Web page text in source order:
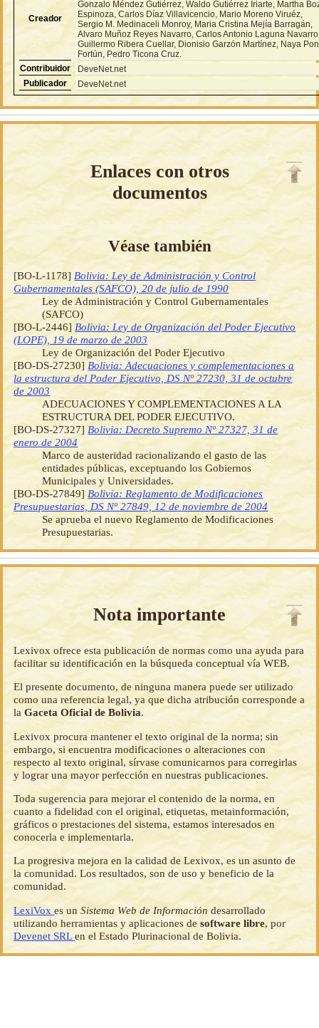
Creador
Gonzalo Méndez Gutiérrez, Waldo Gutiérrez Iriarte, Martha
Espinoza, Carlos Díaz Villavicencio, Mario Moreno Viruéz,
Sergio M. Medinaceli Monroy, Maria Cristina Mejía Barragán,
Alvaro Muñoz Reyes Navarro, Carlos Antonio Laguna
Guillermo Ribera Cuellar, Dionisio Garzón Martínez, Naya
Fortún, Pedro Ticona Cruz.
Contribuidor
DeveNet.net
Publicador
DeveNet.net
Enlaces con otros
documentos
Véase también
[BO-L-1178] Bolivia: Ley de Administración y Control
Gubernamentales (SAFCO), 20 de julio de 1990
Ley de Administración y Control Gubernamentales
(SAFCO)
[BO-L-2446] Bolivia: Ley de Organización del Poder Ejecutivo
(LOPE), 19 de marzo de 2003
Ley de Organización del Poder Ejecutivo
[BO-DS-27230] Bolivia: Adecuaciones y complementaciones a
la estructura del Poder Ejecutivo, DS Nº 27230, 31 de octubre
de 2003
ADECUACIONES Y COMPLEMENTACIONES A LA
ESTRUCTURA DEL PODER EJECUTIVO.
[BO-DS-27327] Bolivia: Decreto Supremo Nº 27327, 31 de
enero de 2004
Marco de austeridad racionalizando el gasto de las
entidades públicas, exceptuando los Gobiernos
Municipales y Universidades.
[BO-DS-27849] Bolivia: Reglamento de Modificaciones
Presupuestarias, DS Nº 27849, 12 de noviembre de 2004
Se aprueba el nuevo Reglamento de Modificaciones
Presupuestarias.
Nota importante
Lexivox ofrece esta publicación de normas como una ayuda para
facilitar su identificación en la búsqueda conceptual vía WEB.
El presente documento, de ninguna manera puede ser utilizado
como una referencia legal, ya que dicha atribución corresponde a
laGaceta Oficial de Bolivia.
Lexivox procura mantener el texto original de la norma; sin
embargo, si encuentra modificaciones o alteraciones con
respecto al texto original, sírvase comunicarnos para corregirlas
y lograr una mayor perfección en nuestras publicaciones.
Toda sugerencia para mejorar el contenido de la norma, en
cuanto a fidelidad con el original, etiquetas, metainformación,
gráficos o prestaciones del sistema, estamos interesados en
conocerla e implementarla.
La progresiva mejora en la calidad de Lexivox, es un asunto de
la comunidad. Los resultados, son de uso y beneficio de la
comunidad.
LexiVoxes unSistema Web de Información desarrollado
utilizando herramientas y aplicaciones desoftware libre, por
Devenet SRLen el Estado Plurinacional de Bolivia.